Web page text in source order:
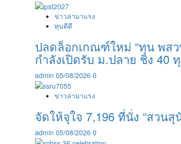
ข่าวล่ามาแรง
ทุนดีดี
ปลดล็อกเกณฑ์ใหม่ “ทุน พสว
กำลังเปิดรับ ม.ปลาย ชิง 40
admin 05/08/2026 0
ข่าวล่ามาแรง
จัดให้จุใจ 7,196 ที่นั่ง “สวน
admin 05/08/2026 0